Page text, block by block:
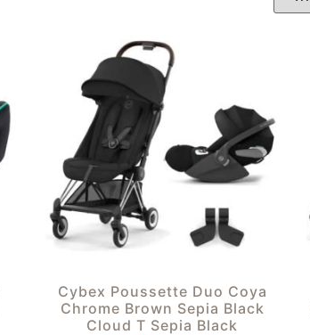
Cybex Poussette Duo Coya
Chrome Brown Sepia Black
Cloud T Sepia Black